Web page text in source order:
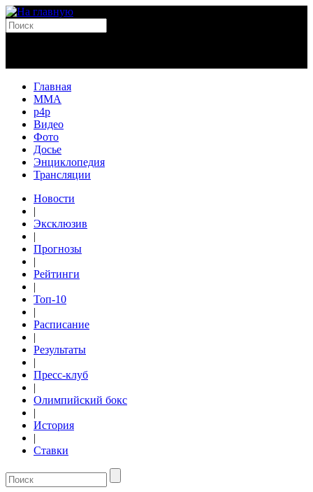
Главная
MMA
p4p
Видео
Фото
Досье
Энциклопедия
Трансляции
Новости
|
Эксклюзив
|
Прогнозы
|
Рейтинги
|
Топ-10
|
Расписание
|
Результаты
|
Пресс-клуб
|
Олимпийский бокс
|
История
|
Ставки